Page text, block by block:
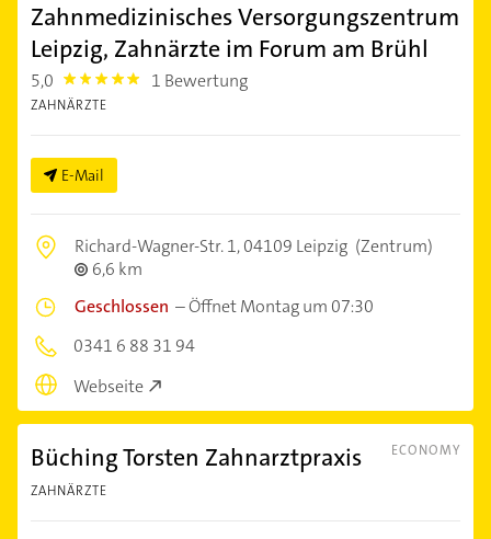
Zahnmedizinisches Versorgungszentrum
Leipzig, Zahnärzte im Forum am Brühl
5,0 5.0 1 Bewertung
ZAHNÄRZTE
E-Mail
Richard-Wagner-Str. 1,04109 Leipzig (Zentrum)
6,6 km
Geschlossen –Öffnet Montag um 07:30
0341 6 88 31 94
Webseite
ECONOMY
Büching Torsten Zahnarztpraxis
ZAHNÄRZTE